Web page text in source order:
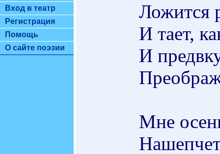
Вход в театр
Регистрация
Помощь
О сайте поэзии
Ложится
И тает,
И
Мне